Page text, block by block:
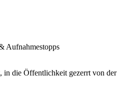
Aufnahmestopps
die Öffentlichkeit gezerrt von